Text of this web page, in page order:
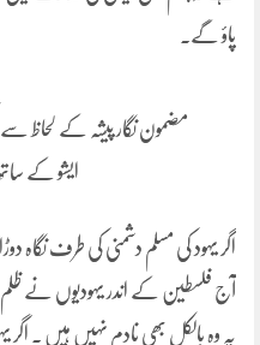
پاؤ گے۔
مضمون نگار پیشہ کے لحاظ
ایشو کے
اگر یہود کی مسلم دشمنی کی طرف نگاہ
آج فلسطین کے اندر یہودیوں نے
پہ وہ بالکل بھی نادم نہیں ہیں ۔ اگر